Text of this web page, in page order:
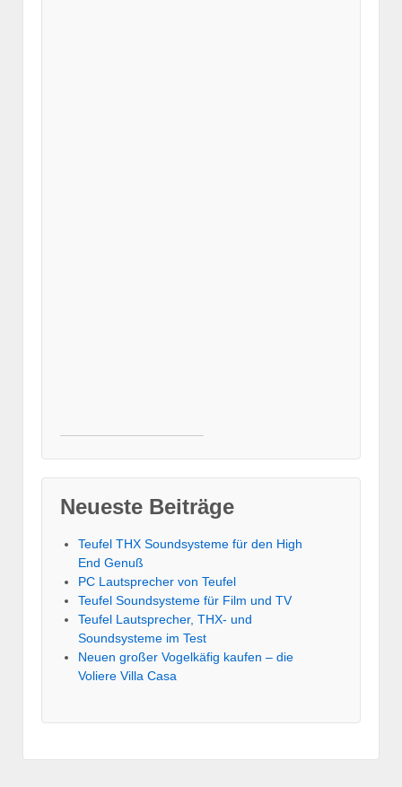
Neueste Beiträge
Teufel THX Soundsysteme für den High
End Genuß
PC Lautsprecher von Teufel
Teufel Soundsysteme für Film und TV
Teufel Lautsprecher, THX- und
Soundsysteme im Test
Neuen großer Vogelkäfig kaufen – die
Voliere Villa Casa